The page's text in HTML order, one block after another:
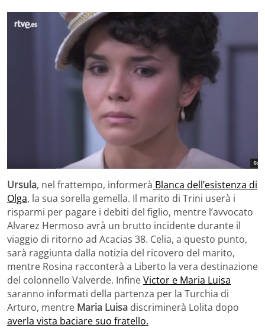
Ursula, nel frattempo, informerà Blanca dell’esistenza di
Olga, la sua sorella gemella. Il marito di Trini userà i
risparmi per pagare i debiti del figlio, mentre l’avvocato
Alvarez Hermoso avrà un brutto incidente durante il
viaggio di ritorno ad Acacias 38. Celia, a questo punto,
sarà raggiunta dalla notizia del ricovero del marito,
mentre Rosina racconterà a Liberto la vera destinazione
del colonnello Valverde. InfineVictor e Maria Luisa
saranno informati della partenza per la Turchia di
Arturo, mentre Maria Luisa discriminerà Lolita dopo
averla vista baciare suo fratello.